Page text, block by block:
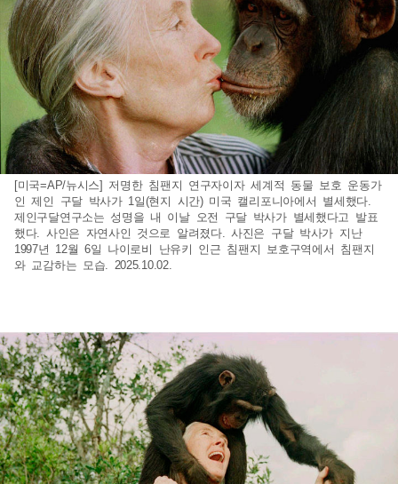
[미국=AP/뉴시스] 저명한 침팬지 연구자이자 세계적 동물 보호 운동가
인 제인 구달 박사가 1일(현지 시간) 미국 캘리포니아에서 별세했다.
제인구달연구소는 성명을 내 이날 오전 구달 박사가 별세했다고 발표
했다. 사인은 자연사인 것으로 알려졌다. 사진은 구달 박사가 지난
1997년 12월 6일 나이로비 난유키 인근 침팬지 보호구역에서 침팬지
와 교감하는 모습. 2025.10.02.